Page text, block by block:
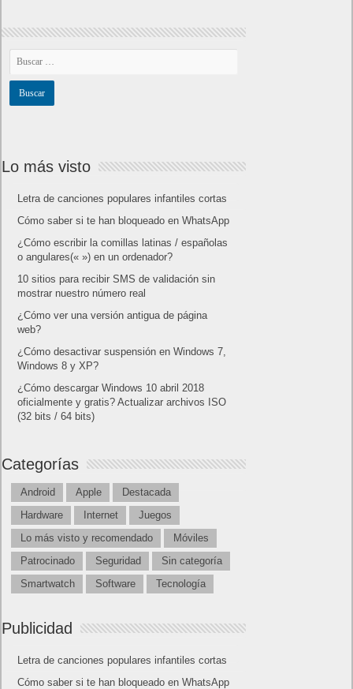
Lo más visto
Letra de canciones populares infantiles cortas
Cómo saber si te han bloqueado en WhatsApp
¿Cómo escribir la comillas latinas / españolas
o angulares(« ») en un ordenador?
10 sitios para recibir SMS de validación sin
mostrar nuestro número real
¿Cómo ver una versión antigua de página
web?
¿Cómo desactivar suspensión en Windows 7,
Windows 8 y XP?
¿Cómo descargar Windows 10 abril 2018
oficialmente y gratis? Actualizar archivos ISO
(32 bits / 64 bits)
Categorías
Android Apple
Destacada
Hardware
Internet
Juegos
Lo más visto y recomendado
Móviles
Patrocinado
Seguridad
Sin categoría
Smartwatch
Software Tecnología
Publicidad
Letra de canciones populares infantiles cortas
Cómo saber si te han bloqueado en WhatsApp